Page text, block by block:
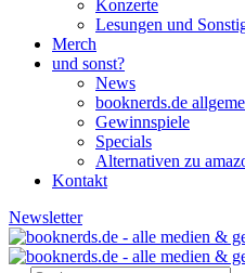
Konzerte
Lesungen und
Merch
und sonst?
News
booknerds.de
Gewinnspiele
Specials
Alternativen zu
Kontakt
Newsletter